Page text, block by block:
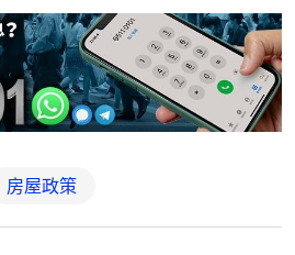
房屋政策